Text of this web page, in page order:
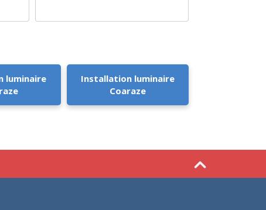
luminaire
Installation luminaire
Coaraze